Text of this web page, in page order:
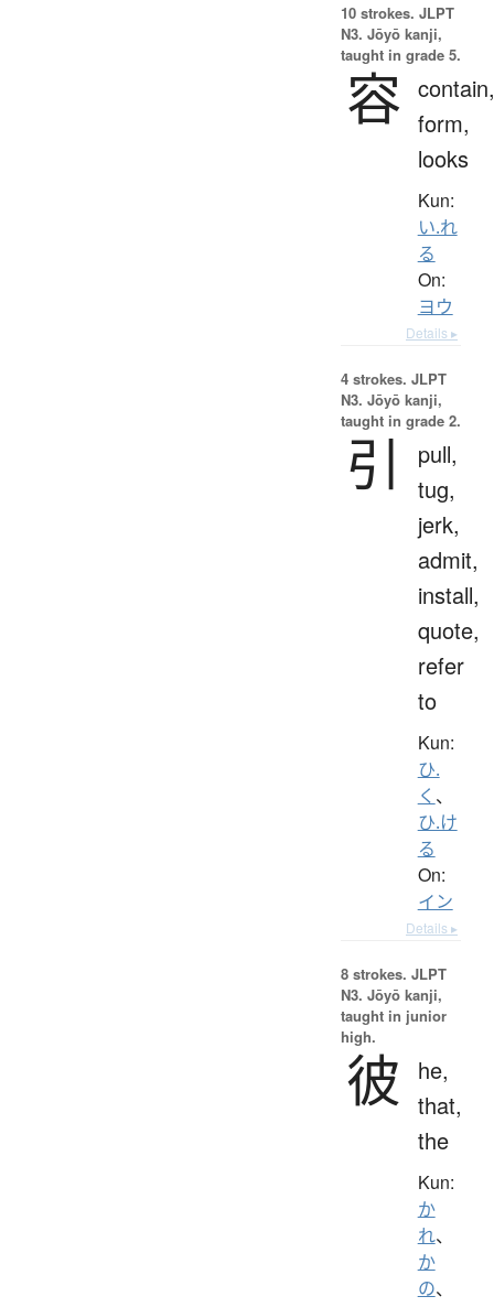
10 strokes. JLPT
N3. Jōyō kanji,
taught in grade 5.
容 contain,
form,
looks
Kun:
い.れ
る
On:
ヨウ
Details ▸
4 strokes. JLPT
N3. Jōyō kanji,
taught in grade 2.
引
pull,
tug,
jerk,
admit,
install,
quote,
refer
to
Kun:
ひ.
く 、
ひ.け
る
On:
イン
Details ▸
8 strokes. JLPT
N3. Jōyō kanji,
taught in junior
high.
彼
he,
that,
the
Kun:
か
れ、
か
の、